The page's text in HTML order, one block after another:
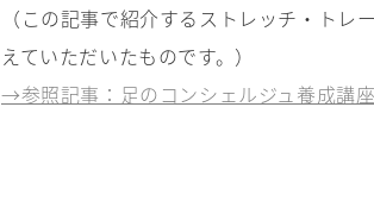
（この記事で紹介するストレッチ・ト
えていただいたものです。）
→参照記事：足のコンシェルジュ養成講座